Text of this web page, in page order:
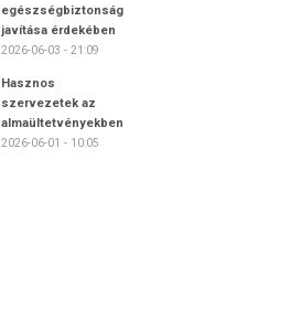
egészségbiztonság
javítása érdekében
2026-06-03 - 21:09
Hasznos
szervezetek az
almaültetvényekben
2026-06-01 - 10:05